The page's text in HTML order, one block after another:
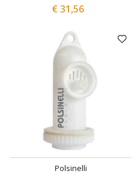
€ 31,56
Polsinelli